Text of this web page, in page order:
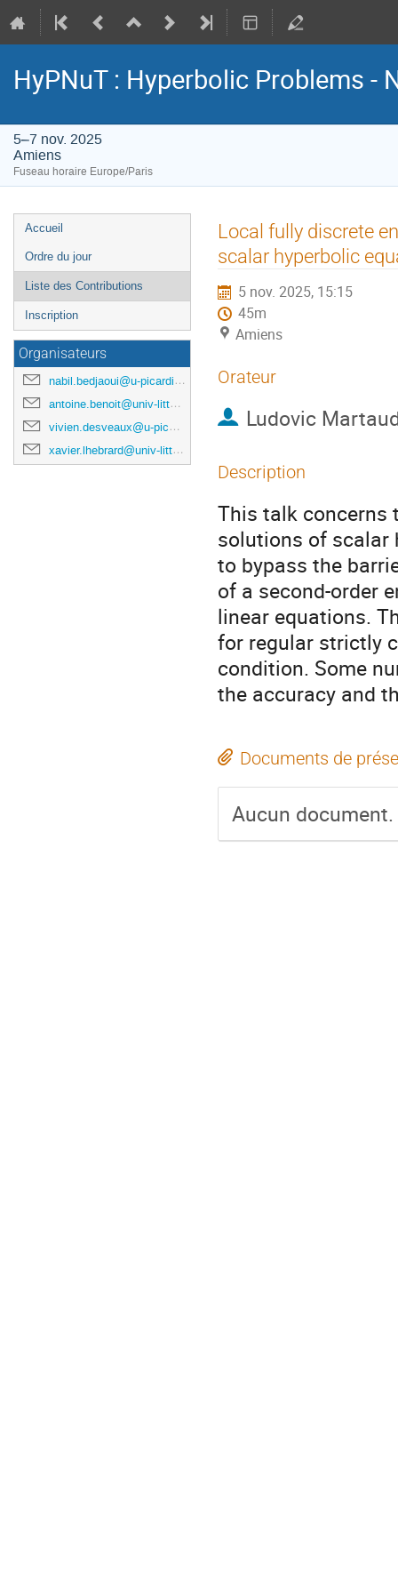
HyPNuT : Hyperbolic Problems -
5–7 nov. 2025
Amiens
Fuseau horaire Europe/Paris
Menu
de
l'événement
Accueil
Ordre du jour
Liste des Contributions
Inscription
Organisateurs
nabil.bedjaoui@u-picardie.fr
antoine.benoit@univ-littoral.fr
vivien.desveaux@u-picardie.fr
xavier.lhebrard@univ-littoral.fr
Local fully discrete
scalar hyperbolic
5 nov. 2025, 15:15
45m
Amiens
Orateur
Ludovic
Description
This talk concerns
solutions of scalar
to bypass the
of a second-order
linear equations.
for regular strictly
condition. Some
the accuracy and
Documents de
Aucun document.